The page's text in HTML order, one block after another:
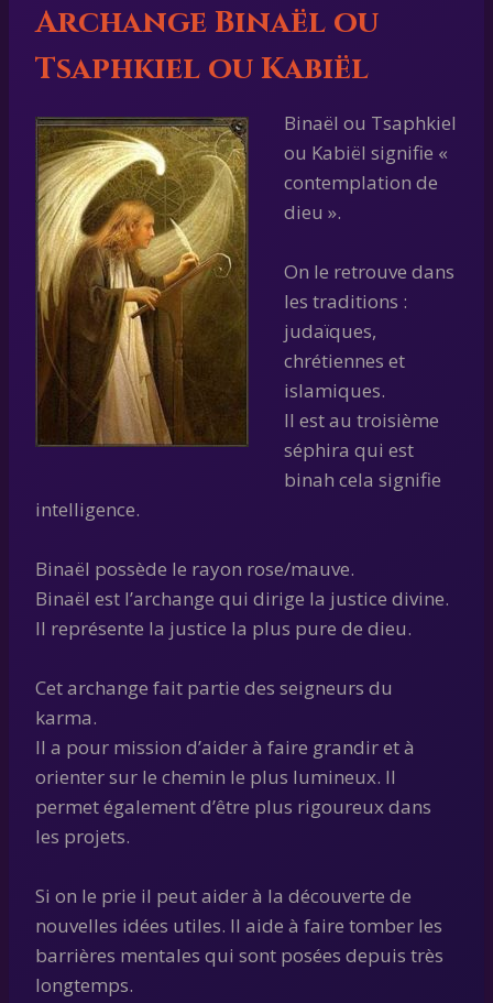
Archange Binaël ou
Tsaphkiel ou Kabiël
Binaël ou Tsaphkiel
ou Kabiël signifie «
contemplation de
dieu ».
On le retrouve dans
les traditions :
judaïques,
chrétiennes et
islamiques.
Il est au troisième
séphira qui est
binah cela signifie
intelligence.
Binaël possède le rayon rose/mauve.
Binaël est l’archange qui dirige la justice divine.
Il représente la justice la plus pure de dieu.
Cet archange fait partie des seigneurs du
karma.
Il a pour mission d’aider à faire grandir et à
orienter sur le chemin le plus lumineux. Il
permet également d’être plus rigoureux dans
les projets.
Si on le prie il peut aider à la découverte de
nouvelles idées utiles. Il aide à faire tomber les
barrières mentales qui sont posées depuis très
longtemps.